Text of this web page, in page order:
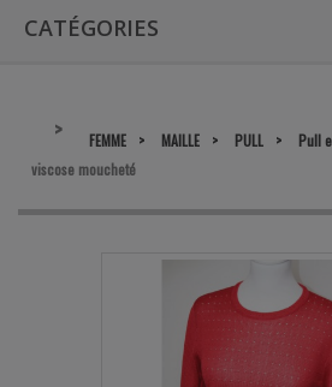
CATÉGORIES
FEMME MAILLE PULL Pull
viscose moucheté